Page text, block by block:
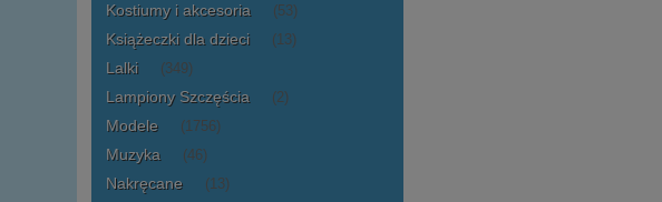
Kostiumy i akcesoria (53)
Książeczki dla dzieci (13)
Lalki (349)
Lampiony Szczęścia (2)
Modele (1756)
Muzyka (46)
Nakręcane (13)